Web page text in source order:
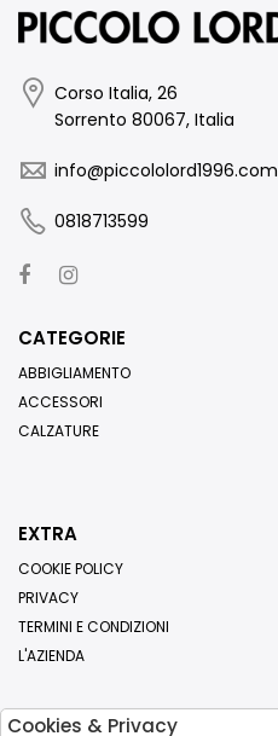
Corso Italia, 26
Sorrento 80067, Italia
info@piccololord1996.com
0818713599
CATEGORIE
ABBIGLIAMENTO
ACCESSORI
CALZATURE
EXTRA
COOKIE POLICY
PRIVACY
TERMINI E CONDIZIONI
L'AZIENDA
Cookies & Privacy